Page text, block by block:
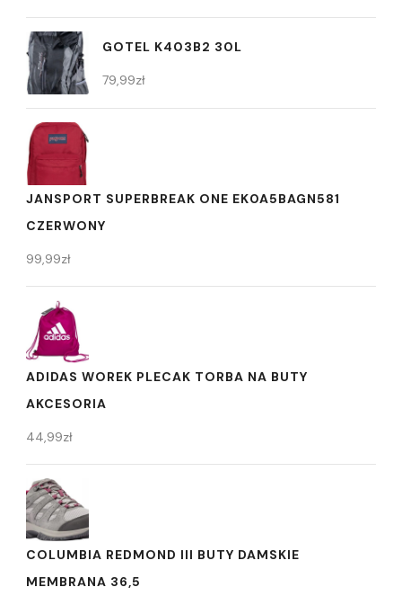
GOTEL K403B2 30L
79,99zł
JANSPORT SUPERBREAK ONE EK0A5BAGN581
CZERWONY
99,99zł
ADIDAS WOREK PLECAK TORBA NA BUTY
AKCESORIA
44,99zł
COLUMBIA REDMOND III BUTY DAMSKIE
MEMBRANA 36,5